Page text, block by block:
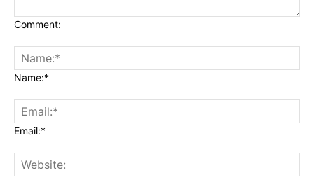
Comment:
Name:*
Email:*